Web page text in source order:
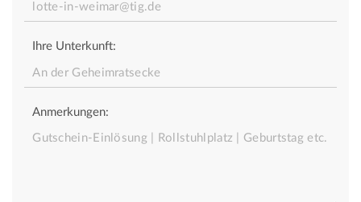
Ihre Unterkunft:
Anmerkungen: